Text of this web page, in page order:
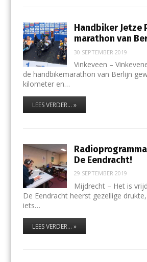
Handbiker Jetze
marathon van
30 SEPTEMBER 2019
Vinkeveen –
de handbikemarathon van Berlijn
kilometer en…
LEES VERDER... »
Radioprogramma
De Eendracht!
29 SEPTEMBER 2019
Mijdrecht – Het is
De Eendracht heerst gezellige
iets…
LEES VERDER... »